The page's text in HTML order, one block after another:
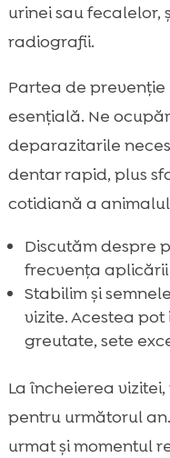
urinei sau fecalelor,
radiografii.
Partea de prevenție
esențială. Ne
deparazitarile
dentar rapid, plus
cotidiană a
Discutăm despre
frecvența
Stabilim și
vizite. Acestea
greutate, sete
La încheierea
pentru următorul
urmat și momentul